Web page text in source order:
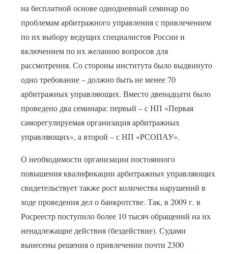
на бесплатной основе однодневный семинар по
проблемам арбитражного управления с привлечением
по их выбору ведущих специалистов России и
включением по их желанию вопросов для
рассмотрения. Со стороны института было выдвинуто
одно требование – должно быть не менее 70
арбитражных управляющих. Вместо двенадцати было
проведено два семинара: первый – с НП «Первая
саморегулируемая организация арбитражных
управляющих», а второй – с НП «РСОПАУ».
О необходимости организации постоянного
повышения квалификации арбитражных управляющих
свидетельствует также рост количества нарушений в
ходе проведения дел о банкротстве. Так, в 2009 г. в
Росреестр поступило более 10 тысяч обращений на их
ненадлежащие действия (бездействие). Судами
вынесены решения о привлечении почти 2300